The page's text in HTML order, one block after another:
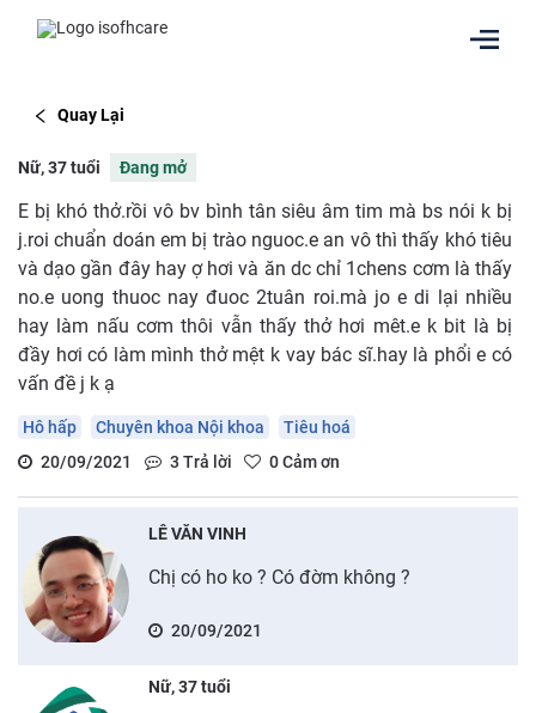
Quay Lại
Nữ, 37 tuổi Đang mở
E bị khó thở.rồi vô bv bình tân siêu âm tim mà bs nói k bị
j.roi chuẩn doán em bị trào nguoc.e an vô thì thấy khó tiêu
và dạo gần đây hay ợ hơi và ăn dc chỉ 1chens cơm là thấy
no.e uong thuoc nay đuoc 2tuân roi.mà jo e di lại nhiều
hay làm nấu cơm thôi vẫn thấy thở hơi mêt.e k bit là bị
đầy hơi có làm mình thở mệt k vay bác sĩ.hay là phổi e có
vấn đề j k ạ
Hô hấp Chuyên khoa Nội khoa
Tiêu hoá
20/09/2021
3 Trả lời 0Cảm ơn
LÊ VĂN VINH
Chị có ho ko ? Có đờm không ?
20/09/2021
Nữ, 37 tuổi